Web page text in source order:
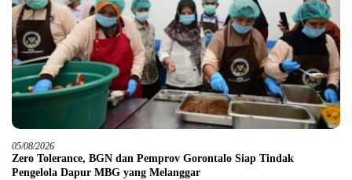
05/08/2026
Zero Tolerance, BGN dan Pemprov Gorontalo Siap Tindak
Pengelola Dapur MBG yang Melanggar